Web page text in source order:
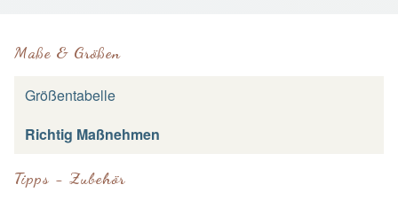
Maße & Größen
Größentabelle
Richtig Maßnehmen
Tipps - Zubehör